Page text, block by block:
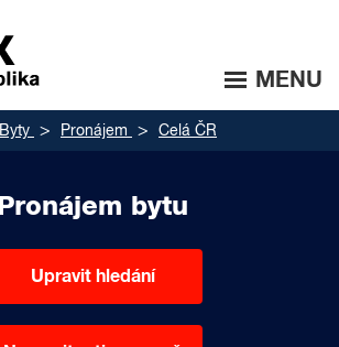
MENU
Byty Pronájem Celá ČR
Pronájem bytu
Upravit hledání